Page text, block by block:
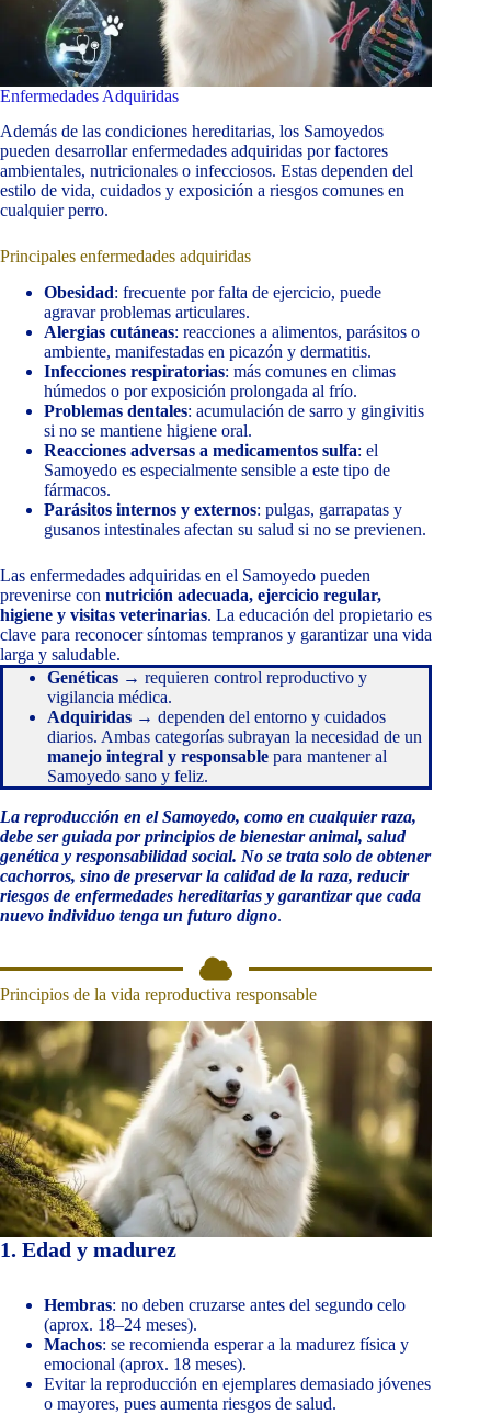
Enfermedades Adquiridas
Además de las condiciones hereditarias, los Samoyedos
pueden desarrollar enfermedades adquiridas por factores
ambientales, nutricionales o infecciosos. Estas dependen del
estilo de vida, cuidados y exposición a riesgos comunes en
cualquier perro.
Principales enfermedades adquiridas
Obesidad: frecuente por falta de ejercicio, puede
agravar problemas articulares.
Alergias cutáneas: reacciones a alimentos, parásitos o
ambiente, manifestadas en picazón y dermatitis.
Infecciones respiratorias: más comunes en climas
húmedos o por exposición prolongada al frío.
Problemas dentales: acumulación de sarro y gingivitis
si no se mantiene higiene oral.
Reacciones adversas a medicamentos sulfa: el
Samoyedo es especialmente sensible a este tipo de
fármacos.
Parásitos internos y externos: pulgas, garrapatas y
gusanos intestinales afectan su salud si no se previenen.
Las enfermedades adquiridas en el Samoyedo pueden
prevenirse con nutrición adecuada, ejercicio regular,
higiene y visitas veterinarias. La educación del propietario es
clave para reconocer síntomas tempranos y garantizar una vida
larga y saludable.
Genéticas → requieren control reproductivo y
vigilancia médica.
Adquiridas → dependen del entorno y cuidados
diarios. Ambas categorías subrayan la necesidad de un
manejo integral y responsable para mantener al
Samoyedo sano y feliz.
La reproducción en el Samoyedo, como en cualquier raza,
debe ser guiada por principios de bienestar animal, salud
genética y responsabilidad social. No se trata solo de obtener
cachorros, sino de preservar la calidad de la raza, reducir
riesgos de enfermedades hereditarias y garantizar que cada
nuevo individuo tenga un futuro digno.
Principios de la vida reproductiva responsable
1. Edad y madurez
Hembras: no deben cruzarse antes del segundo celo
(aprox. 18–24 meses).
Machos: se recomienda esperar a la madurez física y
emocional (aprox. 18 meses).
Evitar la reproducción en ejemplares demasiado jóvenes
o mayores, pues aumenta riesgos de salud.